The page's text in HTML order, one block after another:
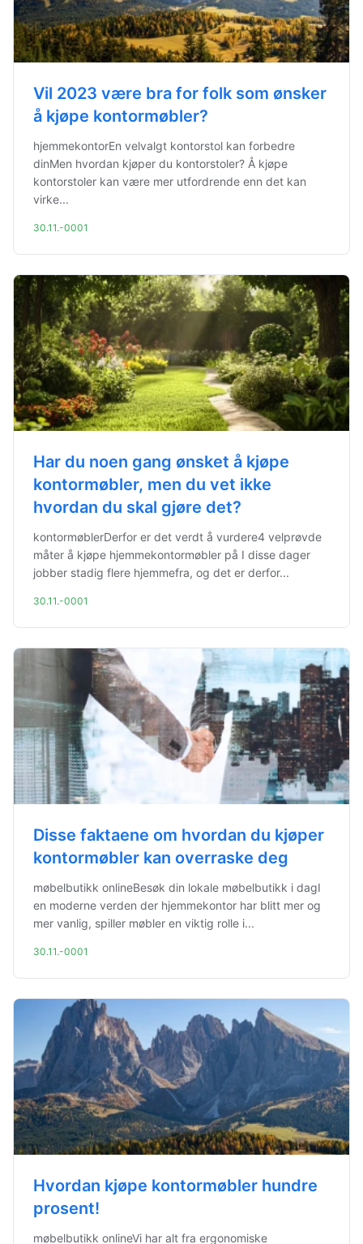
Vil 2023 være bra for folk som ønsker
å kjøpe kontormøbler?
hjemmekontorEn velvalgt kontorstol kan forbedre
dinMen hvordan kjøper du kontorstoler? Å kjøpe
kontorstoler kan være mer utfordrende enn det kan
virke...
30.11.-0001
Har du noen gang ønsket å kjøpe
kontormøbler, men du vet ikke
hvordan du skal gjøre det?
kontormøblerDerfor er det verdt å vurdere4 velprøvde
måter å kjøpe hjemmekontormøbler på I disse dager
jobber stadig flere hjemmefra, og det er derfor...
30.11.-0001
Disse faktaene om hvordan du kjøper
kontormøbler kan overraske deg
møbelbutikk onlineBesøk din lokale møbelbutikk i dagI
en moderne verden der hjemmekontor har blitt mer og
mer vanlig, spiller møbler en viktig rolle i...
30.11.-0001
Hvordan kjøpe kontormøbler hundre
prosent!
møbelbutikk onlineVi har alt fra ergonomiske